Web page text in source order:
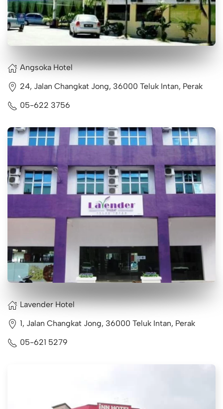
Angsoka Hotel
24, Jalan Changkat Jong, 36000 Teluk Intan, Perak
05-622 3756
Lavender Hotel
1, Jalan Changkat Jong, 36000 Teluk Intan, Perak
05-621 5279